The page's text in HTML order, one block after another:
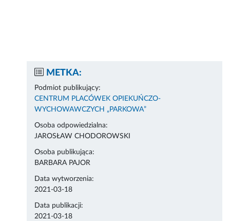
METKA:
Podmiot publikujący:
CENTRUM PLACÓWEK OPIEKUŃCZO-
WYCHOWAWCZYCH „PARKOWA”
Osoba odpowiedzialna:
JAROSŁAW CHODOROWSKI
Osoba publikująca:
BARBARA PAJOR
Data wytworzenia:
2021-03-18
Data publikacji:
2021-03-18